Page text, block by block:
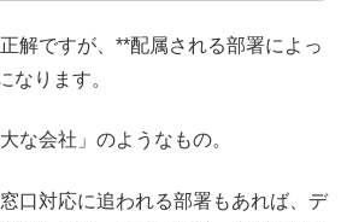
解ですが、**配属される部署によっ
なります。
な会社」のようなもの。
口対応に追われる部署もあれば、デ